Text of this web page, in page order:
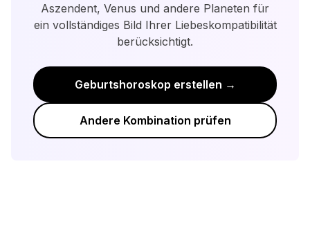
Aszendent, Venus und andere Planeten für
ein vollständiges Bild Ihrer Liebeskompatibilität
berücksichtigt.
Geburtshoroskop erstellen →
Andere Kombination prüfen